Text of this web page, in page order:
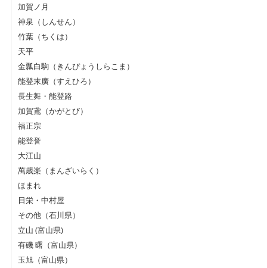
加賀ノ月
神泉（しんせん）
竹葉（ちくは）
天平
金瓢白駒（きんぴょうしらこま）
能登末廣（すえひろ）
長生舞・能登路
加賀鳶（かがとび）
福正宗
能登誉
大江山
萬歳楽（まんざいらく）
ほまれ
日栄・中村屋
その他（石川県）
立山 (富山県)
有磯 曙（富山県）
玉旭（富山県）